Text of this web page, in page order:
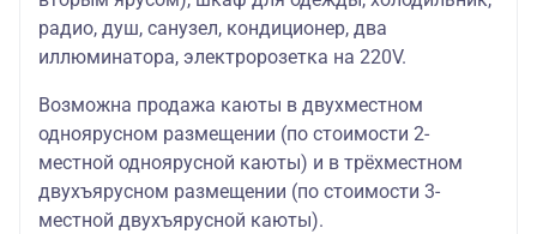
радио, душ, санузел, кондиционер, два
иллюминатора, электророзетка на 220V.
Возможна продажа каюты в двухместном
одноярусном размещении (по стоимости 2-
местной одноярусной каюты) и в трёхместном
двухъярусном размещении (по стоимости 3-
местной двухъярусной каюты).